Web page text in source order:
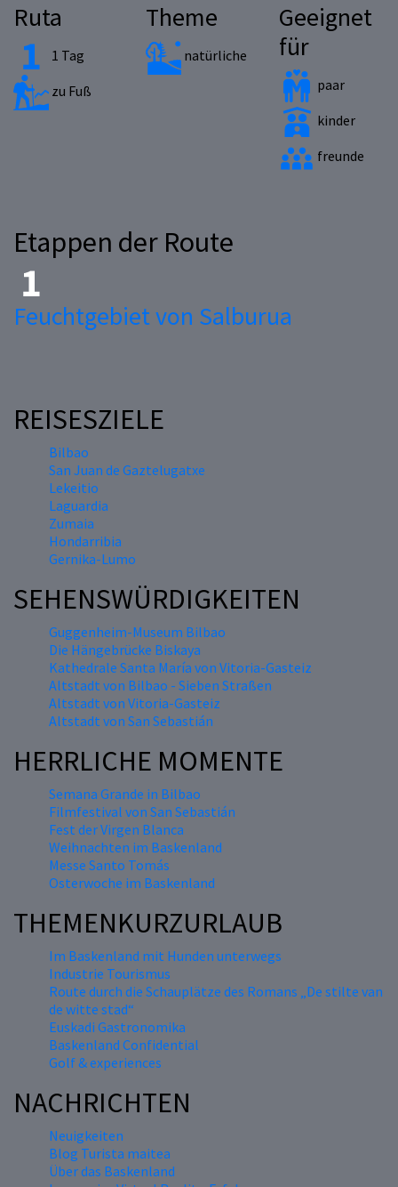
Ruta
1 Tag
zu Fuß
Theme
natürliche
Geeignet
für
paar
kinder
freunde
Etappen der Route
Feuchtgebiet von Salburua
REISESZIELE
Bilbao
San Juan de Gaztelugatxe
Lekeitio
Laguardia
Zumaia
Hondarribia
Gernika-Lumo
SEHENSWÜRDIGKEITEN
Guggenheim-Museum Bilbao
Die Hängebrücke Biskaya
Kathedrale Santa María von Vitoria-Gasteiz
Altstadt von Bilbao - Sieben Straßen
Altstadt von Vitoria-Gasteiz
Altstadt von San Sebastián
HERRLICHE MOMENTE
Semana Grande in Bilbao
Filmfestival von San Sebastián
Fest der Virgen Blanca
Weihnachten im Baskenland
Messe Santo Tomás
Osterwoche im Baskenland
THEMENKURZURLAUB
Im Baskenland mit Hunden unterwegs
Industrie Tourismus
Route durch die Schauplätze des Romans „De stilte van
de witte stad“
Euskadi Gastronomika
Baskenland Confidential
Golf & experiences
NACHRICHTEN
Neuigkeiten
Blog Turista maitea
Über das Baskenland